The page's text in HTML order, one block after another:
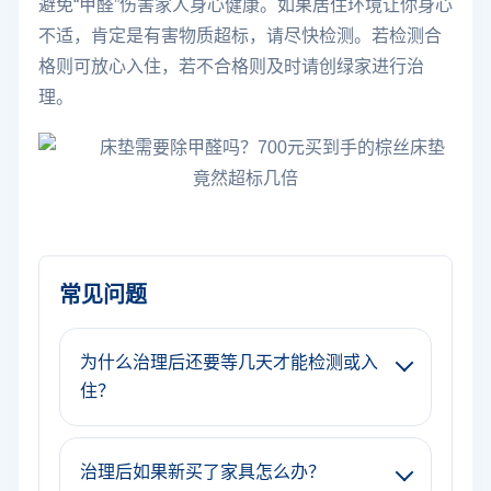
避免“甲醛”伤害家人身心健康。如果居住环境让你身心
不适，肯定是有害物质超标，请尽快检测。若检测合
格则可放心入住，若不合格则及时请创绿家进行治
理。
常见问题
为什么治理后还要等几天才能检测或入
住？
治理后如果新买了家具怎么办？